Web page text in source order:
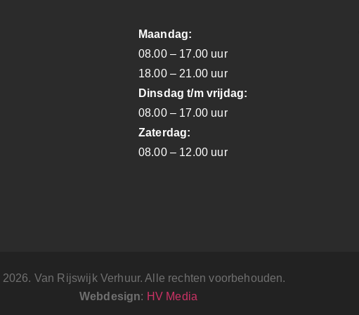
Maandag:
08.00 – 17.00 uur
18.00 – 21.00 uur
Dinsdag t/m vrijdag:
08.00 – 17.00 uur
Zaterdag:
08.00 – 12.00 uur
Van Rijswijk Verhuur. Alle rechten voorbehouden.
Webdesign: HV Media